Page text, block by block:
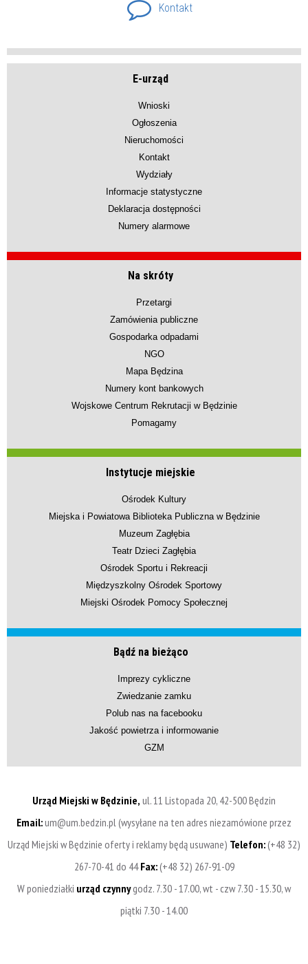
Kontakt
E-urząd
Wnioski
Ogłoszenia
Nieruchomości
Kontakt
Wydziały
Informacje statystyczne
Deklaracja dostępności
Numery alarmowe
Na skróty
Przetargi
Zamówienia publiczne
Gospodarka odpadami
NGO
Mapa Będzina
Numery kont bankowych
Wojskowe Centrum Rekrutacji w Będzinie
Pomagamy
Instytucje miejskie
Ośrodek Kultury
Miejska i Powiatowa Biblioteka Publiczna w Będzinie
Muzeum Zagłębia
Teatr Dzieci Zagłębia
Ośrodek Sportu i Rekreacji
Międzyszkolny Ośrodek Sportowy
Miejski Ośrodek Pomocy Społecznej
Bądź na bieżąco
Imprezy cykliczne
Zwiedzanie zamku
Polub nas na facebooku
Jakość powietrza i informowanie
GZM
Urząd Miejski w Będzinie, ul. 11 Listopada 20, 42-500 Będzin
Email:um@um.bedzin.pl (wysyłane na ten adres niezamówione przez
Urząd Miejski w Będzinie oferty i reklamy będą usuwane) Telefon:(+48 32)
267-70-41 do 44Fax:(+48 32) 267-91-09
W poniedziałki urząd czynnygodz. 7.30 - 17.00, wt - czw 7.30 - 15.30, w
piątki 7.30 - 14.00